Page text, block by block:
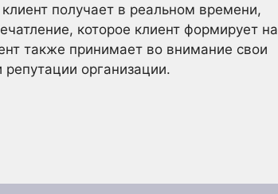
получает в реальном времени,
которое клиент формирует на
также принимает во внимание свои
организации.